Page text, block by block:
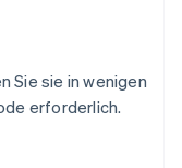
Sie sie in wenigen
erforderlich.